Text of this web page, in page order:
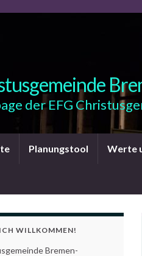
der EFG
Planungstool Werte
WILLKOMMEN!
Bremen-